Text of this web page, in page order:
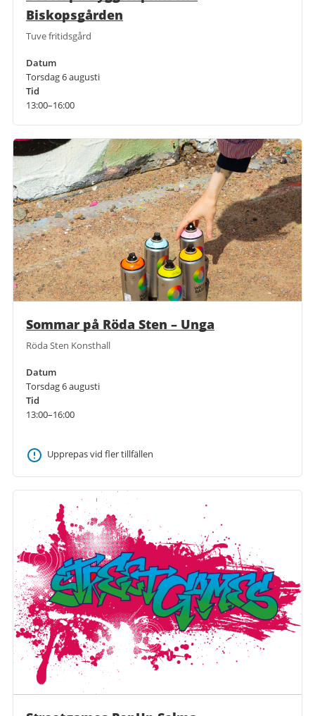
Biskopsgården
Tuve fritidsgård
Datum
Torsdag 6 augusti
Tid
13:00–16:00
Sommar på Röda Sten – Unga
Röda Sten Konsthall
Datum
Torsdag 6 augusti
Tid
13:00–16:00
Upprepas vid fler tillfällen